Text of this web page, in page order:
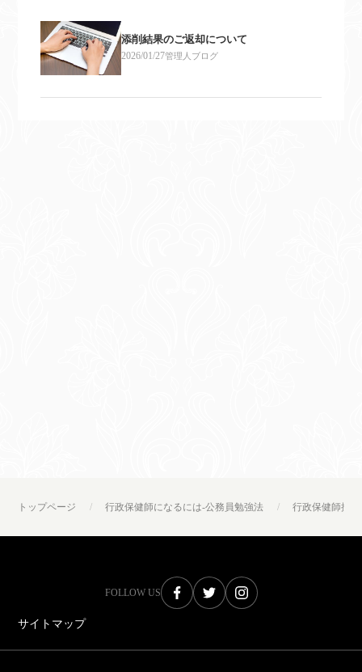
添削結果のご返却について
2026/01/27管理人ブログ
トップページ 行政保健師になるには-公務員勉強法 行政保健師採
FOLLOW US
サイトマップ